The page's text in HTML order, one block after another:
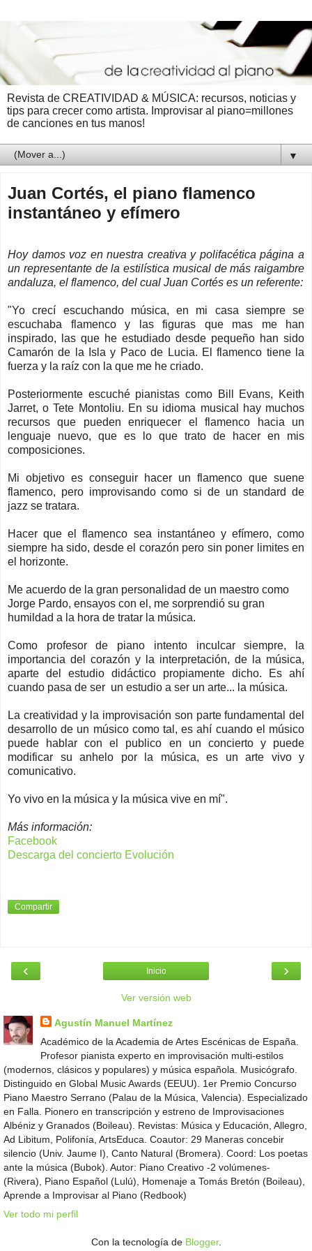
Revista de CREATIVIDAD & MÚSICA: recursos, noticias y
tips para crecer como artista. Improvisar al piano=millones
de canciones en tus manos!
▼
Juan Cortés, el piano flamenco
instantáneo y efímero
Hoy damos voz en nuestra creativa y polifacética página a
un representante de la estilística musical de más raigambre
andaluza, el flamenco, del cual Juan Cortés es un referente:
"Yo crecí escuchando música, en mi casa siempre se
escuchaba flamenco y las figuras que mas me han
inspirado, las que he estudiado desde pequeño han sido
Camarón de la Isla y Paco de Lucia. El flamenco tiene la
fuerza y la raíz con la que me he criado.
Posteriormente escuché pianistas como Bill Evans, Keith
Jarret, o Tete Montoliu. En su idioma musical hay muchos
recursos que pueden enriquecer el flamenco hacia un
lenguaje nuevo, que es lo que trato de hacer en mis
composiciones.
Mi objetivo es conseguir hacer un flamenco que suene
flamenco, pero improvisando como si de un standard de
jazz se tratara.
Hacer que el flamenco sea instantáneo y efímero, como
siempre ha sido, desde el corazón pero sin poner limites en
el horizonte.
Me acuerdo de la gran personalidad de un maestro como
Jorge Pardo, ensayos con el, me sorprendió su gran
humildad a la hora de tratar la música.
Como profesor de piano intento inculcar siempre, la
importancia del corazón y la interpretación, de la música,
aparte del estudio didáctico propiamente dicho. Es ahí
cuando pasa de ser un estudio a ser un arte... la música.
La creatividad y la improvisación son parte fundamental del
desarrollo de un músico como tal, es ahí cuando el músico
puede hablar con el publico en un concierto y puede
modificar su anhelo por la música, es un arte vivo y
comunicativo.
Yo vivo en la música y la música vive en mí".
Más información:
Facebook
Descarga del concierto Evolución
Compartir
‹ ›
Inicio
Ver versión web
Agustín Manuel Martínez
Académico de la Academia de Artes Escénicas de España.
Profesor pianista experto en improvisación multi-estilos
(modernos, clásicos y populares) y música española. Musicógrafo.
Distinguido en Global Music Awards (EEUU). 1er Premio Concurso
Piano Maestro Serrano (Palau de la Música, Valencia). Especializado
en Falla. Pionero en transcripción y estreno de Improvisaciones
Albéniz y Granados (Boileau). Revistas: Música y Educación, Allegro,
Ad Libitum, Polifonía, ArtsEduca. Coautor: 29 Maneras concebir
silencio (Univ. Jaume I), Canto Natural (Bromera). Coord: Los poetas
ante la música (Bubok). Autor: Piano Creativo -2 volúmenes-
(Rivera), Piano Español (Lulú), Homenaje a Tomás Bretón (Boileau),
Aprende a Improvisar al Piano (Redbook)
Ver todo mi perfil
Con la tecnología de Blogger.